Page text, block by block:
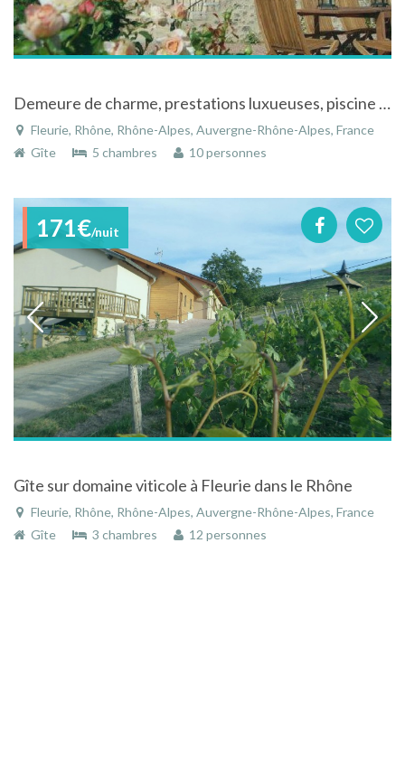
Demeure de charme, prestations luxueuses, piscine chaufée au coeur du Beaujolais Rhône-Alpes
Fleurie, Rhône, Rhône-Alpes, Auvergne-Rhône-Alpes, France
Gîte
5 chambres 10 personnes
171€/nuit
Gîte sur domaine viticole à Fleurie dans le Rhône
Fleurie, Rhône, Rhône-Alpes, Auvergne-Rhône-Alpes, France
Gîte
3 chambres 12 personnes